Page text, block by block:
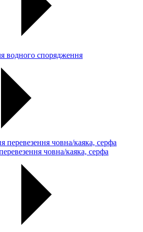
водного спорядження
човна/каяка, серфа